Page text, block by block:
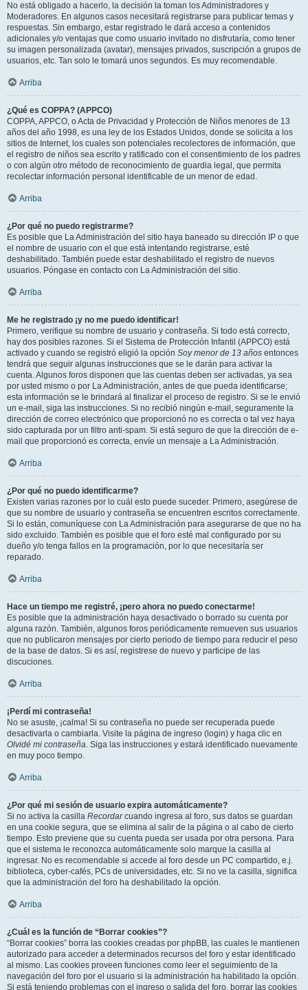
No está obligado a hacerlo, la decisión la toman los Administradores y
Moderadores. En algunos casos necesitará registrarse para publicar temas y
respuestas. Sin embargo, estar registrado le dará acceso a contenidos
adicionales y/o ventajas que como usuario invitado no disfrutaría, como tener
su imagen personalizada (avatar), mensajes privados, suscripción a grupos de
usuarios, etc. Tan solo le tomará unos segundos. Es muy recomendable.
Arriba
¿Qué es COPPA? (APPCO)
COPPA, APPCO, o Acta de Privacidad y Protección de Niños menores de 13
años del año 1998, es una ley de los Estados Unidos, donde se solicita a los
sitios de Internet, los cuales son potenciales recolectores de información, que
el registro de niños sea escrito y ratificado con el consentimiento de los padres
o con algún otro método de reconocimiento de guardia legal, que permita
recolectar información personal identificable de un menor de edad.
Arriba
¿Por qué no puedo registrarme?
Es posible que La Administración del sitio haya baneado su dirección IP o que
el nombre de usuario con el que está intentando registrarse, esté
deshabilitado. También puede estar deshabilitado el registro de nuevos
usuarios. Póngase en contacto con La Administración del sitio.
Arriba
Me he registrado ¡y no me puedo identificar!
Primero, verifique su nombre de usuario y contraseña. Si todo está correcto,
hay dos posibles razones. Si el Sistema de Protección Infantil (APPCO) está
activado y cuando se registró eligió la opción Soy menor de 13 años entonces
tendrá que seguir algunas instrucciones que se le darán para activar la
cuenta. Algunos foros disponen que las cuentas deben ser activadas, ya sea
por usted mismo o por La Administración, antes de que pueda identificarse;
esta información se le brindará al finalizar el proceso de registro. Si se le envió
un e-mail, siga las instrucciones. Si no recibió ningún e-mail, seguramente la
dirección de correo electrónico que proporcionó no es correcta o tal vez haya
sido capturada por un filtro anti-spam. Si está seguro de que la dirección de e-
mail que proporcionó es correcta, envíe un mensaje a La Administración.
Arriba
¿Por qué no puedo identificarme?
Existen varias razones por lo cuál esto puede suceder. Primero, asegúrese de
que su nombre de usuario y contraseña se encuentren escritos correctamente.
Si lo están, comuníquese con La Administración para asegurarse de que no ha
sido excluido. También es posible que el foro esté mal configurado por su
dueño y/o tenga fallos en la programación, por lo que necesitaría ser
reparado.
Arriba
Hace un tiempo me registré, ¡pero ahora no puedo conectarme!
Es posible que la administración haya desactivado o borrado su cuenta por
alguna razón. También, algunos foros periódicamente remueven sus usuarios
que no publicaron mensajes por cierto periodo de tiempo para reducir el peso
de la base de datos. Si es así, registrese de nuevo y participe de las
discuciones.
Arriba
¡Perdí mi contraseña!
No se asuste, ¡calma! Si su contraseña no puede ser recuperada puede
desactivarla o cambiarla. Visite la página de ingreso (login) y haga clic en
Olvidé mi contraseña. Siga las instrucciones y estará identificado nuevamente
en muy poco tiempo.
Arriba
¿Por qué mi sesión de usuario expira automáticamente?
Si no activa la casilla Recordarcuando ingresa al foro, sus datos se guardan
en una cookie segura, que se elimina al salir de la página o al cabo de cierto
tiempo. Esto previene que su cuenta pueda ser usada por otra persona. Para
que el sistema le reconozca automáticamente solo marque la casilla al
ingresar. No es recomendable si accede al foro desde un PC compartido, e.j.
biblioteca, cyber-cafés, PCs de universidades, etc. Si no ve la casilla, significa
que la administración del foro ha deshabilitado la opción.
Arriba
¿Cuál es la función de “Borrar cookies”?
“Borrar cookies” borra las cookies creadas por phpBB, las cuales le mantienen
autorizado para acceder a determinados recursos del foro y estar identificado
al mismo. Las cookies proveen funciones como leer el seguimiento de la
navegación del foro por el usuario si la administración ha habilitado la opción.
Si está teniendo problemas con el ingreso o salida del foro, borrar las cookies